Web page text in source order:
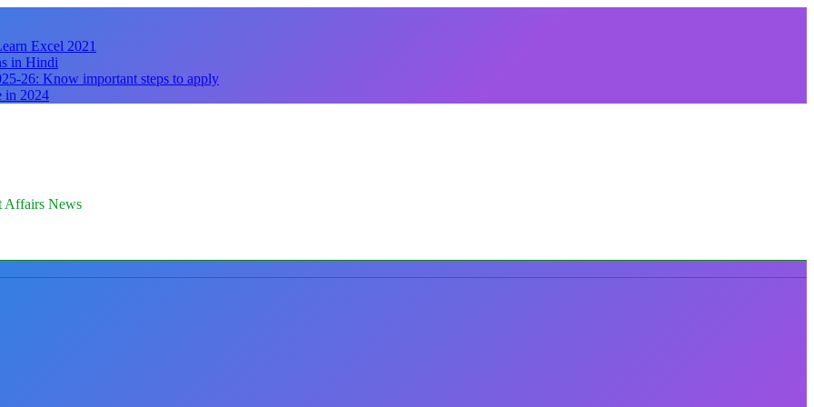
Excel 2021
in Hindi
26: Know important steps to apply
in 2024
Affairs News